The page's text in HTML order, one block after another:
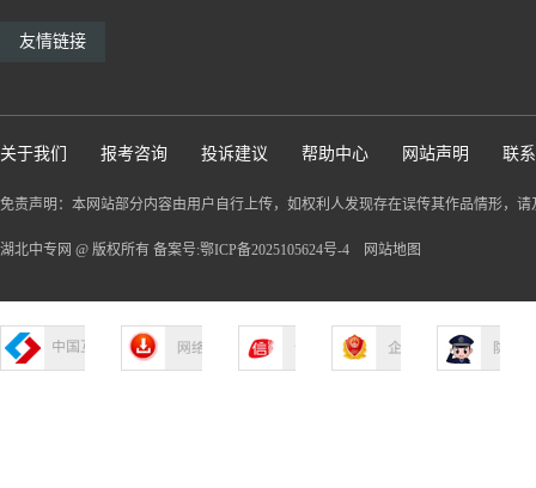
友情链接
关于我们 报考咨询 投诉建议 帮助中心 网站声明 联
免责声明：本网站部分内容由用户自行上传，如权利人发现存在误传其作品情形，
湖北中专网 @ 版权所有 备案号:鄂ICP备2025105624号-4 网站地图